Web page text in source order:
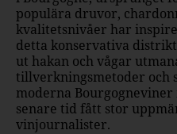
populära druvor,
kvalitetsnivåer har
detta konservativa
ut hakan och vågar
tillverkningsmetoder och
moderna Bourgogneviner
senare tid fått stor
vinjournalister.